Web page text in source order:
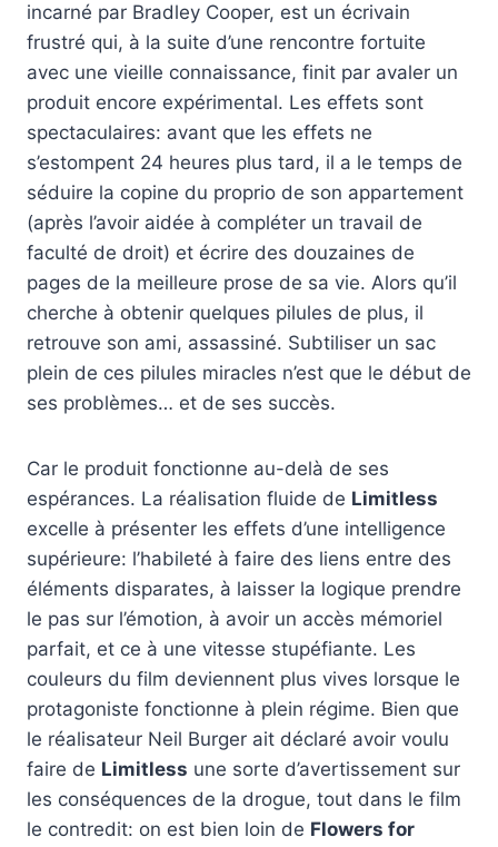
incarné par Bradley Cooper, est un écrivain
frustré qui, à la suite d’une rencontre fortuite
avec une vieille connaissance, finit par avaler un
produit encore expérimental. Les effets sont
spectaculaires: avant que les effets ne
s’estompent 24 heures plus tard, il a le temps de
séduire la copine du proprio de son appartement
(après l’avoir aidée à compléter un travail de
faculté de droit) et écrire des douzaines de
pages de la meilleure prose de sa vie. Alors qu’il
cherche à obtenir quelques pilules de plus, il
retrouve son ami, assassiné. Subtiliser un sac
plein de ces pilules miracles n’est que le début de
ses problèmes… et de ses succès.
Car le produit fonctionne au-delà de ses
espérances. La réalisation fluide de Limitless
excelle à présenter les effets d’une intelligence
supérieure: l’habileté à faire des liens entre des
éléments disparates, à laisser la logique prendre
le pas sur l’émotion, à avoir un accès mémoriel
parfait, et ce à une vitesse stupéfiante. Les
couleurs du film deviennent plus vives lorsque le
protagoniste fonctionne à plein régime. Bien que
le réalisateur Neil Burger ait déclaré avoir voulu
faire de Limitless une sorte d’avertissement sur
les conséquences de la drogue, tout dans le film
le contredit: on est bien loin de Flowers for